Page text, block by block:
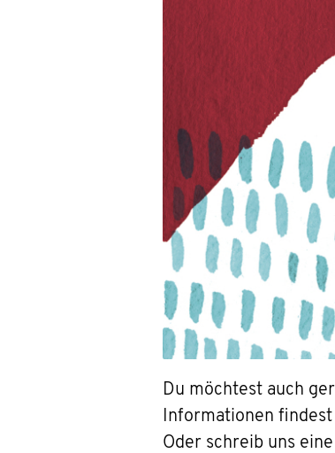
Du möchtest auch
Informationen
Oder schreib uns